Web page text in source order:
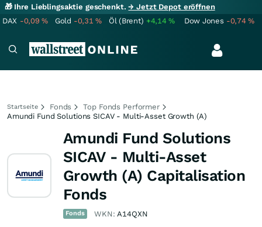
🎁 Ihre Lieblingsaktie geschenkt.→ Jetzt Depot eröffnen
DAX -0,09% Gold -0,31% Öl (Brent) +4,14% Dow Jones -0,74%
Startseite Fonds
Top Fonds Performer
Amundi Fund Solutions SICAV - Multi-Asset Growth (A)
Amundi Fund Solutions
SICAV - Multi-Asset
Growth (A) Capitalisation
Fonds
Fonds WKN:A14QXN